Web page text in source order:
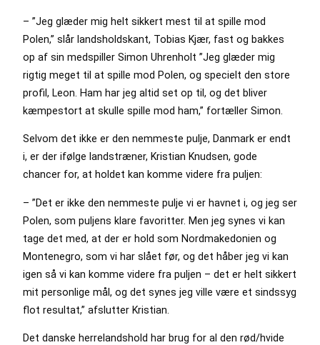
– ”Jeg glæder mig helt sikkert mest til at spille mod
Polen,” slår landsholdskant, Tobias Kjær, fast og bakkes
op af sin medspiller Simon Uhrenholt ”Jeg glæder mig
rigtig meget til at spille mod Polen, og specielt den store
profil, Leon. Ham har jeg altid set op til, og det bliver
kæmpestort at skulle spille mod ham,” fortæller Simon.
Selvom det ikke er den nemmeste pulje, Danmark er endt
i, er der ifølge landstræner, Kristian Knudsen, gode
chancer for, at holdet kan komme videre fra puljen:
– ”Det er ikke den nemmeste pulje vi er havnet i, og jeg ser
Polen, som puljens klare favoritter. Men jeg synes vi kan
tage det med, at der er hold som Nordmakedonien og
Montenegro, som vi har slået før, og det håber jeg vi kan
igen så vi kan komme videre fra puljen – det er helt sikkert
mit personlige mål, og det synes jeg ville være et sindssyg
flot resultat,” afslutter Kristian.
Det danske herrelandshold har brug for al den rød/hvide